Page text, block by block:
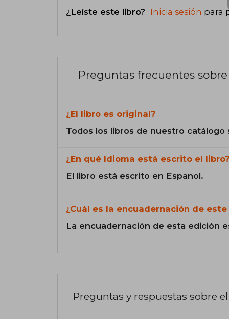
¿Leíste este libro? Inicia sesión para
Preguntas frecuentes
¿El libro es original?
Todos los libros de nuestro catálogo
¿En qué Idioma está escrito el libro?
El libro está escrito en Español.
¿Cuál es la encuadernación de este
La encuadernación de esta edición
Preguntas y respuestas sobre